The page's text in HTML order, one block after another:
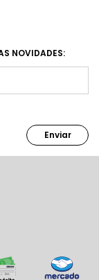
NOVIDADES:
Enviar